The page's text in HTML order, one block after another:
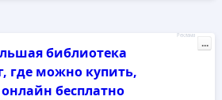
библиотека
где можно купить,
бесплатно
Реклама
...